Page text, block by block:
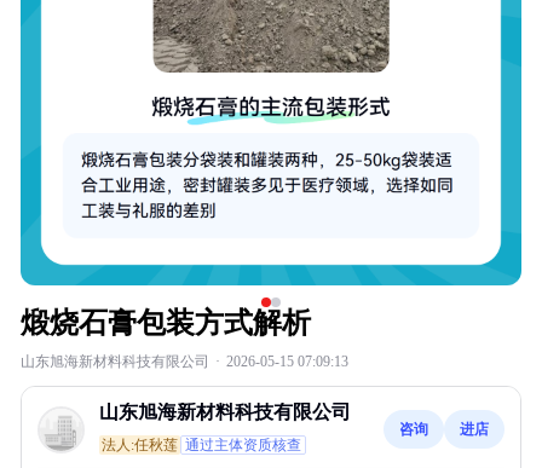
煅烧石膏包装方式解析
山东旭海新材料科技有限公司 · 2026-05-15 07:09:13
山东旭海新材料科技有限公司
法人:任秋莲 通过主体资质核查
咨询 进店